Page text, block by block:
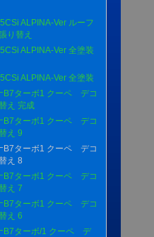
ALPINA-Ver ルーフ
り替え
ALPINA-Ver 全塗装
ALPINA-Ver 全塗装
B7ターボ1 クーペ デコ
え 完成
B7ターボ1 クーペ デコ
え 9
B7ターボ1 クーペ デコ
え 8
B7ターボ1 クーペ デコ
え 7
B7ターボ1 クーペ デコ
え 6
B7ターボ/1 クーペ デ